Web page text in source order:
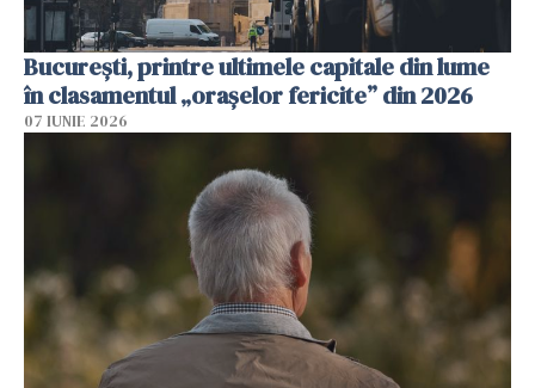
București, printre ultimele capitale din lume
în clasamentul „orașelor fericite” din 2026
07 IUNIE 2026